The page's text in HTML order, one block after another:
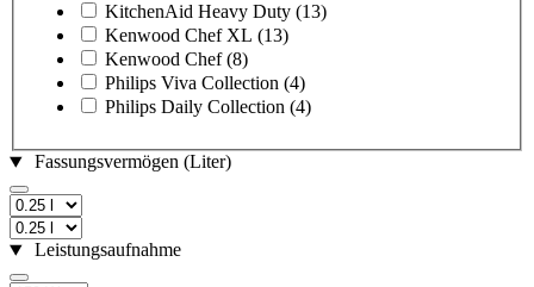
KitchenAid Heavy Duty (13)
Kenwood Chef XL (13)
Kenwood Chef (8)
Philips Viva Collection (4)
Philips Daily Collection (4)
Fassungsvermögen (Liter)
Leistungsaufnahme